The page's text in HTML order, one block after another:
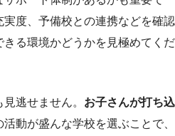
度、予備校との連携などを確認
きる環境かどうかを見極めてくだ
逃せません。 お子さんが打ち込
活動が盛んな学校を選ぶことで、